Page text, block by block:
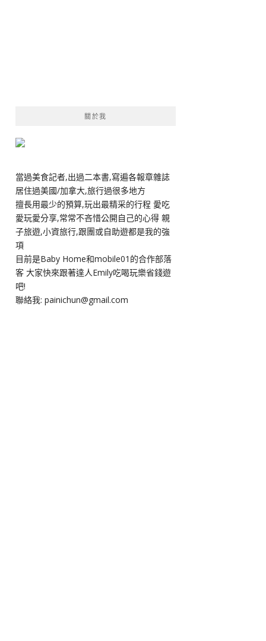
關於我
當過美食記者,出過二本書,寫遍各報章雜誌
居住過美國/加拿大,旅行過很多地方
擅長用最少的預算,玩出最精采的行程 愛吃
愛玩愛分享,常常不吝惜公開自己的心得 親
子旅遊,小資旅行,跟團或自助遊都是我的強
項
目前是Baby Home和mobile01的合作部落
客 大家快來跟著達人Emily吃喝玩樂省錢遊
吧!
聯絡我: painichun@gmail.com